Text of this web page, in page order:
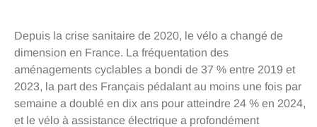
Depuis la crise sanitaire de 2020, le vélo a changé de
dimension en France. La fréquentation des
aménagements cyclables a bondi de 37 % entre 2019 et
2023, la part des Français pédalant au moins une fois par
semaine a doublé en dix ans pour atteindre 24 % en 2024,
et le vélo à assistance électrique a profondément